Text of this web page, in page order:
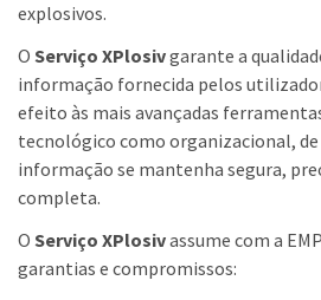
explosivos.
O Serviço XPlosivgarante a
informação fornecida pelos
efeito às mais avançadas
tecnológico como organizacional, de
informação se mantenha segura,
completa.
O Serviço XPlosivassume com a
garantias e compromissos: